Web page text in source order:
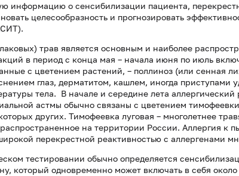
информацию о сенсибилизации пациента,
целесообразность и прогнозировать
трав является основным и наиболее
в период с конца мая – начала июня по июль
с цветением растений, – поллиноз (или сенная
глаз, дерматитом, кашлем, иногда приступами
тела. В начале и середине лета аллергический
астмы обычно связаны с цветением
других. Тимофеевка луговая – многолетнее
на территории России. Аллергия к
перекрестной реактивностью с аллергенами
тестировании обычно определяется
который одновременно может включать в себя